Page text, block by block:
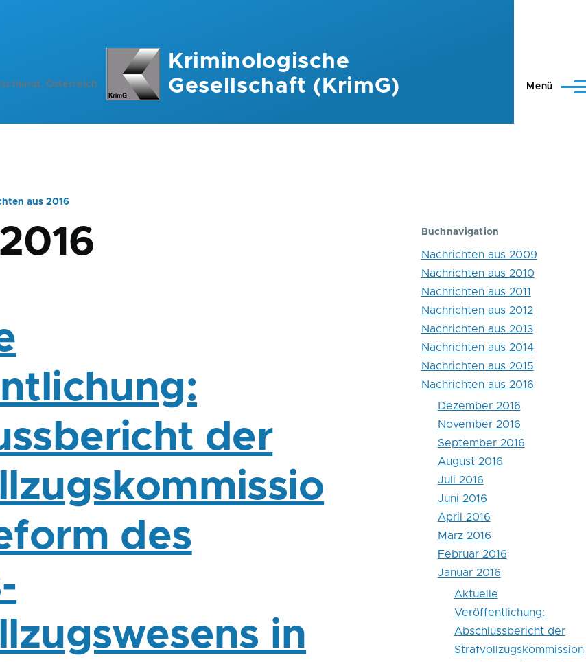
Österreich
Kriminologische
Gesellschaft (KrimG)
Menü
aus 2016
der
des
in
Buchnavigation
Nachrichten aus 2009
Nachrichten aus 2010
Nachrichten aus 2011
Nachrichten aus 2012
Nachrichten aus 2013
Nachrichten aus 2014
Nachrichten aus 2015
Nachrichten aus 2016
Dezember 2016
November 2016
September 2016
August 2016
Juli 2016
Juni 2016
April 2016
März 2016
Februar 2016
Januar 2016
Aktuelle
Veröffentlichung:
Abschlussbericht der
Strafvollzugskommission